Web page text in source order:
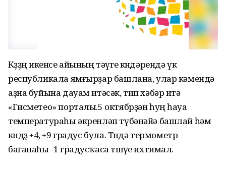
Көҙҙөң икенсе айының тәүге көндәрендә үк
республикала ямғырҙар башлана, улар кәмендә
аҙна буйына дауам итәсәк, тип хәбәр итә
«Гисметео» порталы.5 октябрҙән һуң һауа
температураһы әкренләп түбәнәйә башлай һәм
көндөҙ +4, +9 градус була. Төндә термометр
бағанаһы -1 градусҡаса төшөүе ихтимал.